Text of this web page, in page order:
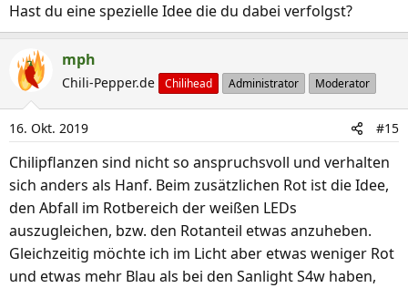
Hast du eine spezielle Idee die du dabei verfolgst?
mph
Chili-Pepper.de Chilihead Administrator Moderator
16. Okt. 2019 #15
Chilipflanzen sind nicht so anspruchsvoll und verhalten
sich anders als Hanf. Beim zusätzlichen Rot ist die Idee,
den Abfall im Rotbereich der weißen LEDs
auszugleichen, bzw. den Rotanteil etwas anzuheben.
Gleichzeitig möchte ich im Licht aber etwas weniger Rot
und etwas mehr Blau als bei den Sanlight S4w haben,